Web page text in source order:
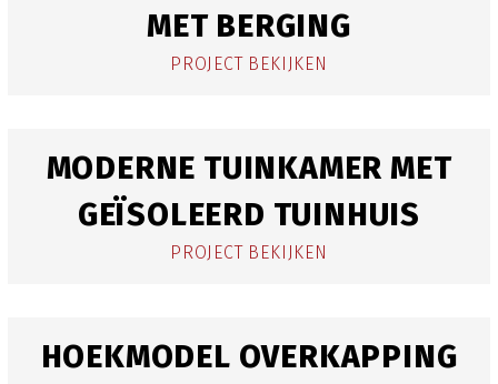
MET BERGING
PROJECT BEKIJKEN
MODERNE TUINKAMER MET
GEÏSOLEERD TUINHUIS
PROJECT BEKIJKEN
HOEKMODEL OVERKAPPING